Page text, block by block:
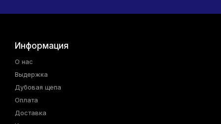
Информация
О нас
Выдержка
Дубовая щепа
Оплата
Доставка